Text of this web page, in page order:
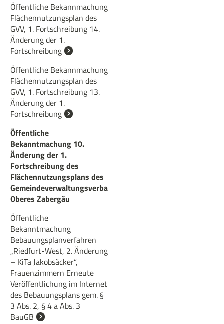
Öffentliche Bekannmachung
Flächennutzungsplan des
GVV, 1. Fortschreibung 14.
Änderung der 1.
Fortschreibung
Öffentliche Bekannmachung
Flächennutzungsplan des
GVV, 1. Fortschreibung 13.
Änderung der 1.
Fortschreibung
Öffentliche
Bekanntmachung 10.
Änderung der 1.
Fortschreibung des
Flächennutzungsplans des
Gemeindeverwaltungsverbands
Oberes Zabergäu
Öffentliche
Bekanntmachung
Bebauungsplanverfahren
„Riedfurt-West, 2. Änderung
– KiTa Jakobsäcker“,
Frauenzimmern Erneute
Veröffentlichung im Internet
des Bebauungsplans gem. §
3 Abs. 2, § 4 a Abs. 3
BauGB